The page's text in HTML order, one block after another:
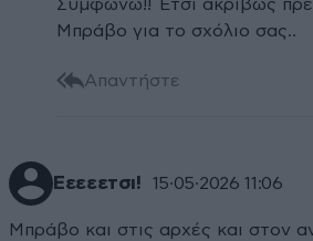
Συμφωνώ!! Έτσι ακριβώς
Μπράβο για το σχόλιο σας..
Απαντήστε
Εεεεετσι! 15·05·2026 11:06
Μπράβο και στις αρχές και στον